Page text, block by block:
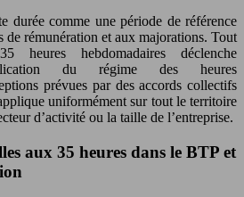
durée comme une période de référence
de rémunération et aux majorations. Tout
heures hebdomadaires déclenche
du régime des heures
prévues par des accords collectifs
uniformément sur tout le territoire
d’activité ou la taille de l’entreprise.
aux 35 heures dans le BTP et